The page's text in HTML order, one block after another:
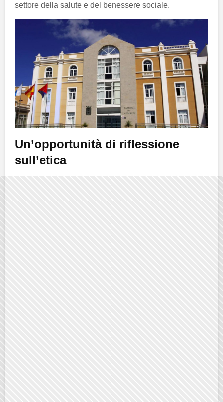
settore della salute e del benessere sociale.
Un’opportunità di riflessione
sull’etica